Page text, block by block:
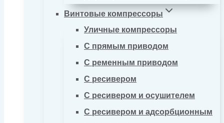
Винтовые компрессоры
Уличные компрессоры
С прямым приводом
С ременным приводом
С ресивером
С ресивером и осушителем
С ресивером и адсорбционным